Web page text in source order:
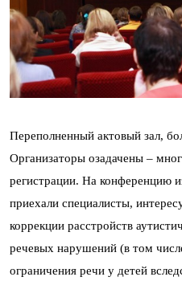
Переполненный актовый зал,
Организаторы озадачены –
регистрации. На конференцию
приехали специалисты,
коррекции расстройств
речевых нарушений (в том
ограничения речи у детей